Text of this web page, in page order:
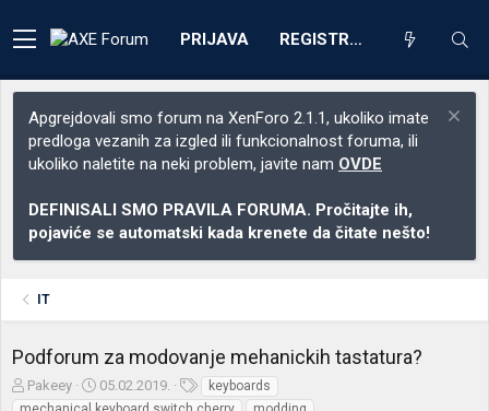
PRIJAVA REGISTRACIJA
Apgrejdovali smo forum na XenForo 2.1.1, ukoliko imate
predloga vezanih za izgled ili funkcionalnost foruma, ili
ukoliko naletite na neki problem, javite nam OVDE
DEFINISALI SMO PRAVILA FORUMA. Pročitajte ih,
pojaviće se automatski kada krenete da čitate nešto!
IT
Podforum za modovanje mehanickih tastatura?
Z
a
Pakeey
D
a
05.02.2019.
z
keyboards